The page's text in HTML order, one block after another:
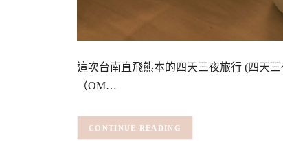
這次台南直飛熊本的四天三夜旅行 (四天
（OM…
CONTINUE READING